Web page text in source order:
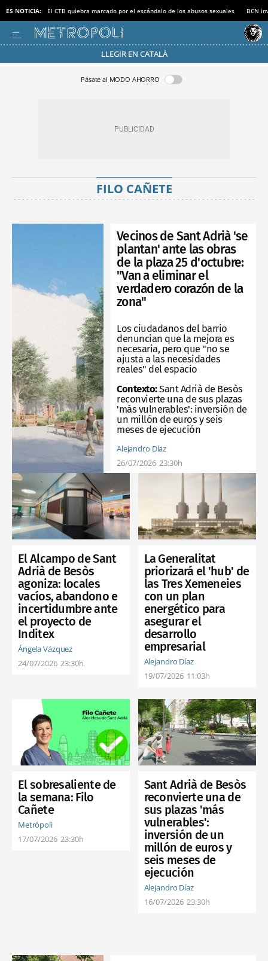
ES NOTICIA: El CTB quiebra marcado por el escándalo de los abusos sexuales BCN
LLEGIR EN CATALÀ
Pásate al MODO AHORRO
FILO CAÑETE
Vecinos de Sant Adrià 'se
plantan' ante las obras
de la plaza 25 d'octubre:
"Van a eliminar el
verdadero corazón de la
zona"
Los ciudadanos del barrio
denuncian que la mejora es
necesaria, pero que "no se
ajusta a las necesidades
reales" del espacio
Contexto:Sant Adrià de Besòs
reconvierte una de sus plazas
'más vulnerables': inversión de
un millón de euros y seis
meses de ejecución
Alejandro Díaz
26/07/2026 23:30h
El Alcampo de Sant
Adrià de Besòs
agoniza: locales
vacíos, abandono e
incertidumbre ante
el proyecto de
Inditex
Ángela Vázquez
24/07/2026 23:30h
La Generalitat
priorizará el 'hub' de
las Tres Xemeneies
con un plan
energético para
asegurar el
desarrollo
empresarial
Alejandro Díaz
19/07/2026 11:03h
El sobresaliente de
la semana: Filo
Cañete
Metrópoli
17/07/2026 23:30h
Sant Adrià de Besòs
reconvierte una de
sus plazas 'más
vulnerables':
inversión de un
millón de euros y
seis meses de
ejecución
Alejandro Díaz
16/07/2026 23:30h